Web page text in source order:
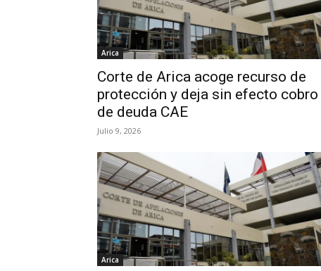
Arica
Corte de Arica acoge recurso de
protección y deja sin efecto cobro
de deuda CAE
Julio 9, 2026
Arica